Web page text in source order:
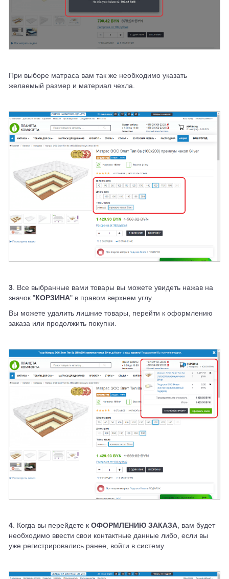
При выборе матраса вам так же необходимо указать
желаемый размер и материал чехла.
3. Все выбранные вами товары вы можете увидеть нажав на
значок "КОРЗИНА" в правом верхнем углу.
Вы можете удалить лишние товары, перейти к оформлению
заказа или продолжить покупки.
4 . Когда вы перейдете к ОФОРМЛЕНИЮ ЗАКАЗА , вам будет
необходимо ввести свои контактные данные либо, если вы
уже регистрировались ранее, войти в систему.